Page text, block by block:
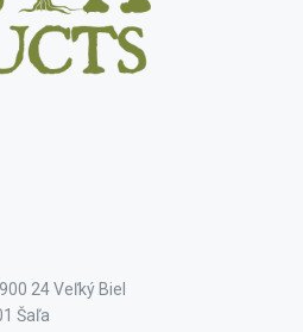
24 Veľký Biel
Šaľa